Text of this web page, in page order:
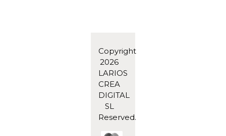
Copyright
2026
LARIOS
CREA
DIGITAL
SL
Reserved.